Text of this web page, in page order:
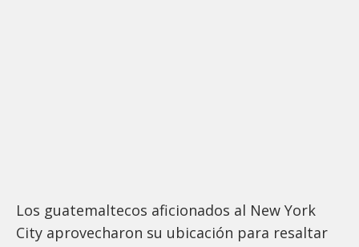
Los guatemaltecos aficionados al New York
City aprovecharon su ubicación para resaltar